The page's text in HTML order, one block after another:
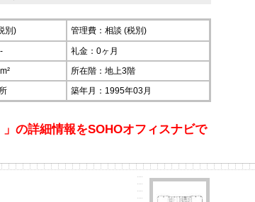
別) 管理費：相談 (税別)
礼金：0ヶ月
所在階： 地上3階
築年月：1995年03月
の詳細情報をSOHOオフィスナビで